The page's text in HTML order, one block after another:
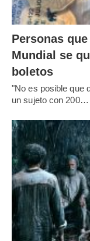
Personas
Mundial se
boletos
"No es posible que
un sujeto con 200…